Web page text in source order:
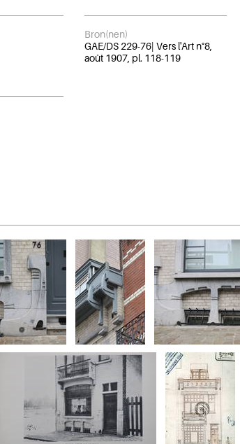
Bron(nen)
GAE/DS 229-76| Vers l'Art n°8,
août 1907, pl. 118-119